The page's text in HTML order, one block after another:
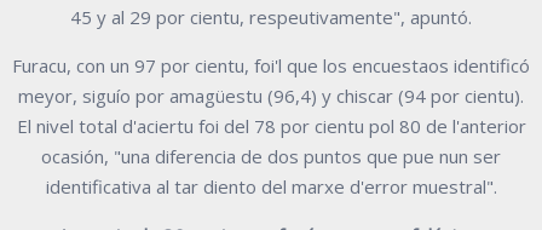
45 y al 29 por cientu, respeutivamente", apuntó.
Furacu, con un 97 por cientu, foi'l que los encuestaos identificó
meyor, siguío por amagüestu (96,4) y chiscar (94 por cientu).
El nivel total d'aciertu foi del 78 por cientu pol 80 de l'anterior
ocasión, "una diferencia de dos puntos que pue nun ser
identificativa al tar diento del marxe d'error muestral".